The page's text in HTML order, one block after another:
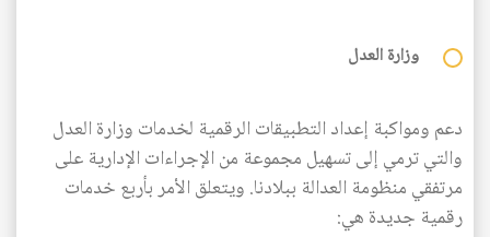
وزارة العدل
دعم ومواكبة إعداد التطبيقات الرقمية لخدمات وزارة العدل
والتي ترمي إلى تسهيل مجموعة من الإجراءات الإدارية على
مرتفقي منظومة العدالة ببلادنا. ويتعلق الأمر بأربع خدمات
رقمية جديدة هي: